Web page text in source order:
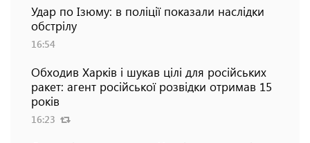
Удар по Ізюму: в поліції показали наслідки
обстрілу
16:54
Обходив Харків і шукав цілі для російських
ракет: агент російської розвідки отримав 15
років
16:23